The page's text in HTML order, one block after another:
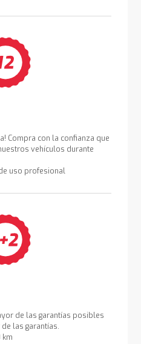
Compra con la confianza que
vehículos durante
uso profesional
de las garantías posibles
de las garantías.